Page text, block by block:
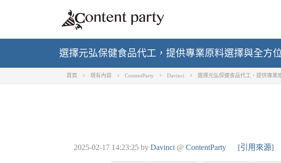
選擇元弘保健食品代工，提供專業原料選擇與全方
首頁 現有內容 ContentParty Davinci 選擇元弘保健食品代工，提供專業
2025-02-17 14:23:25 by Davinci @ ContentParty [引用來源]